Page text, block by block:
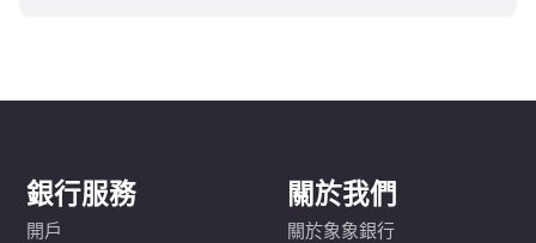
銀行服務
開戶
關於我們
關於象象銀行